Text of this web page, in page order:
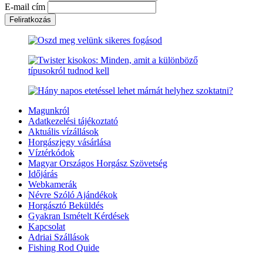
E-mail cím
Magunkról
Adatkezelési tájékoztató
Aktuális vízállások
Horgászjegy vásárlása
Víztérkódok
Magyar Országos Horgász Szövetség
Időjárás
Webkamerák
Névre Szóló Ajándékok
Horgásztó Beküldés
Gyakran Ismételt Kérdések
Kapcsolat
Adriai Szállások
Fishing Rod Quide